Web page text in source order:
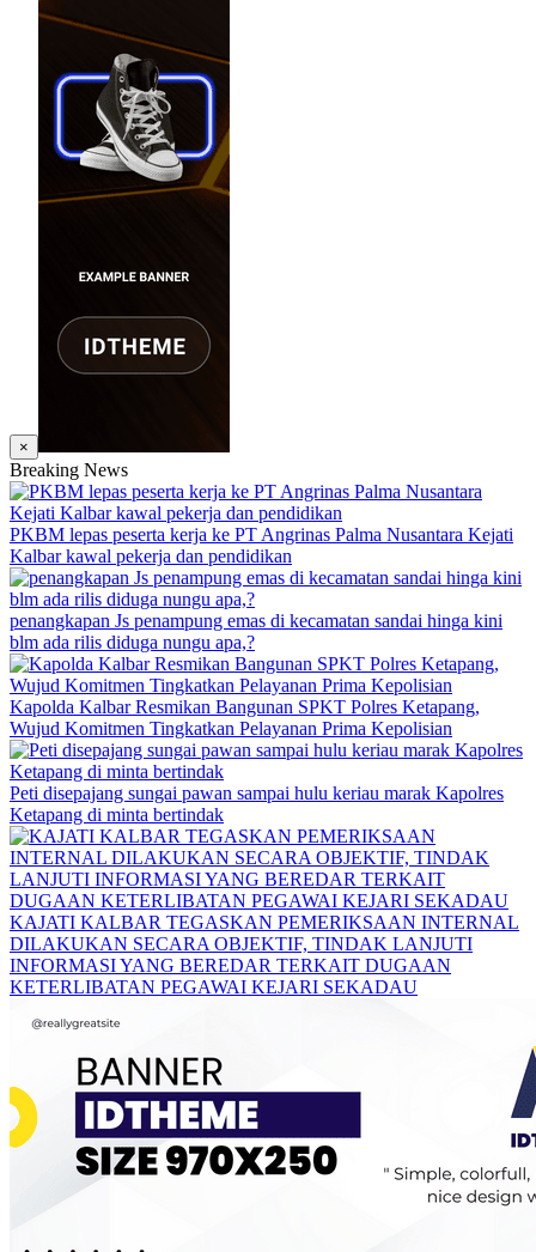
×
Breaking News
PKBM lepas peserta kerja ke PT Angrinas Palma Nusantara Kejati
Kalbar kawal pekerja dan pendidikan
penangkapan Js penampung emas di kecamatan sandai hinga kini
blm ada rilis diduga nungu apa,?
Kapolda Kalbar Resmikan Bangunan SPKT Polres Ketapang,
Wujud Komitmen Tingkatkan Pelayanan Prima Kepolisian
Peti disepajang sungai pawan sampai hulu keriau marak Kapolres
Ketapang di minta bertindak
KAJATI KALBAR TEGASKAN PEMERIKSAAN INTERNAL
DILAKUKAN SECARA OBJEKTIF, TINDAK LANJUTI
INFORMASI YANG BEREDAR TERKAIT DUGAAN
KETERLIBATAN PEGAWAI KEJARI SEKADAU